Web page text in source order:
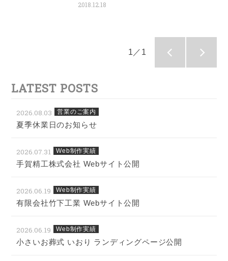
2018.12.18
1／1
LATEST POSTS
2026.08.03 営業のご案内
夏季休業日のお知らせ
2026.07.31 Web制作実績
手賀精工株式会社 Webサイト公開
2026.06.19 Web制作実績
有限会社竹下工業 Webサイト公開
2026.06.19 Web制作実績
小さいお葬式 いおり ランディングページ公開